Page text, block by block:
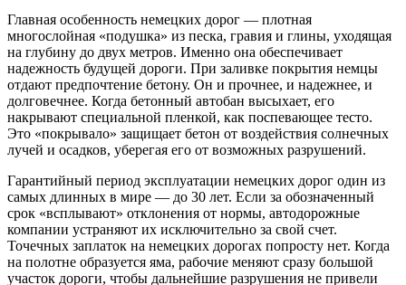
Главная особенность немецких дорог — плотная
многослойная «подушка» из песка, гравия и глины, уходящая
на глубину до двух метров. Именно она обеспечивает
надежность будущей дороги. При заливке покрытия немцы
отдают предпочтение бетону. Он и прочнее, и надежнее, и
долговечнее. Когда бетонный автобан высыхает, его
накрывают специальной пленкой, как поспевающее тесто.
Это «покрывало» защищает бетон от воздействия солнечных
лучей и осадков, уберегая его от возможных разрушений.
Гарантийный период эксплуатации немецких дорог один из
самых длинных в мире — до 30 лет. Если за обозначенный
срок «всплывают» отклонения от нормы, автодорожные
компании устраняют их исключительно за свой счет.
Точечных заплаток на немецких дорогах попросту нет. Когда
на полотне образуется яма, рабочие меняют сразу большой
участок дороги, чтобы дальнейшие разрушения не привели